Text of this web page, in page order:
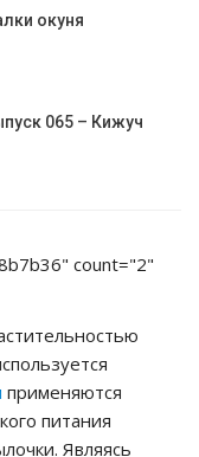
окуня
065 – Кижуч
count="2"
применяются
питания
Являясь